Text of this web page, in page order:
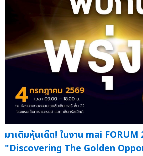
มาเติมหุ้นเด็ด! ในงาน mai FORUM
"Discovering The Golden